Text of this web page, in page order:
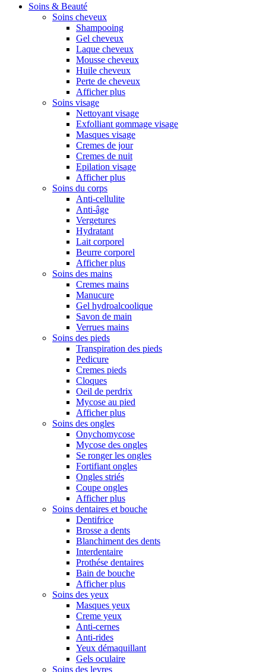
Soins & Beauté
Soins cheveux
Shampooing
Gel cheveux
Laque cheveux
Mousse cheveux
Huile cheveux
Perte de cheveux
Afficher plus
Soins visage
Nettoyant visage
Exfolliant gommage visage
Masques visage
Cremes de jour
Cremes de nuit
Epilation visage
Afficher plus
Soins du corps
Anti-cellulite
Anti-âge
Vergetures
Hydratant
Lait corporel
Beurre corporel
Afficher plus
Soins des mains
Cremes mains
Manucure
Gel hydroalcoolique
Savon de main
Verrues mains
Soins des pieds
Transpiration des pieds
Pedicure
Cremes pieds
Cloques
Oeil de perdrix
Mycose au pied
Afficher plus
Soins des ongles
Onychomycose
Mycose des ongles
Se ronger les ongles
Fortifiant ongles
Ongles striés
Coupe ongles
Afficher plus
Soins dentaires et bouche
Dentifrice
Brosse a dents
Blanchiment des dents
Interdentaire
Prothése dentaires
Bain de bouche
Afficher plus
Soins des yeux
Masques yeux
Creme yeux
Anti-cernes
Anti-rides
Yeux démaquillant
Gels oculaire
Soins des levres